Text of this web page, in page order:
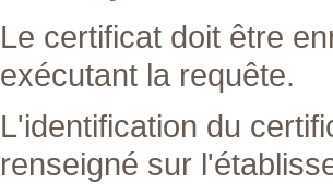
Le certificat doit être
exécutant la requête.
L'identification du
renseigné sur